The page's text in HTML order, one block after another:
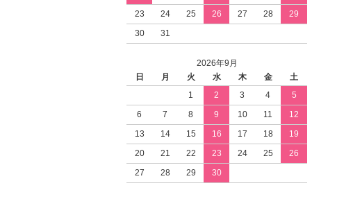
23
24 25 26 27 28
29
30
31
2026年9月
日
月 火 水 木 金
土
1
2 3 4
5
6
7 8 9 10 11
12
13
14 15 16 17 18
19
20
21 22 23 24 25
26
27
28 29 30